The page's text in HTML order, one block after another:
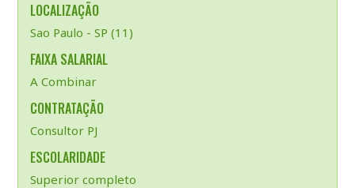
LOCALIZAÇÃO
Sao Paulo - SP (11)
FAIXA SALARIAL
A Combinar
CONTRATAÇÃO
Consultor PJ
ESCOLARIDADE
Superior completo